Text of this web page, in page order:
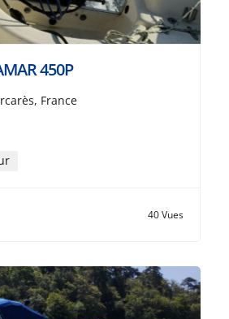
450P
France
40 Vues